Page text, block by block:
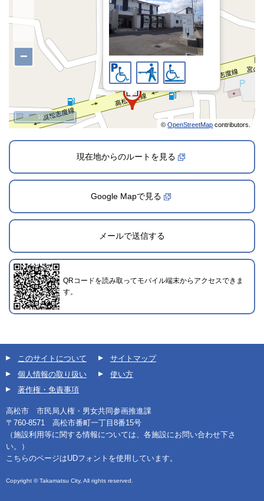
2019年3月26日登録
−
©OpenStreetMap contributors.
100 m
現在地からのルートを見る
Google Mapで見る
メールで送信する
QRコードを読み取ってモバイル端末からアクセスできま
す。
高松市 市民局人権・男女共同参画推進課
〒760-8571 高松市番町一丁目8番15号
（施設利用等に関する情報については、各施設にお問い合わせ下さ
い。）
こちらのページはUDフォントを使用しています。
このサイトについて
個人情報の取り扱い
著作権・免責事項
サイトマップ
使い方
Copyright © Takamatsu City, All rights reserved.